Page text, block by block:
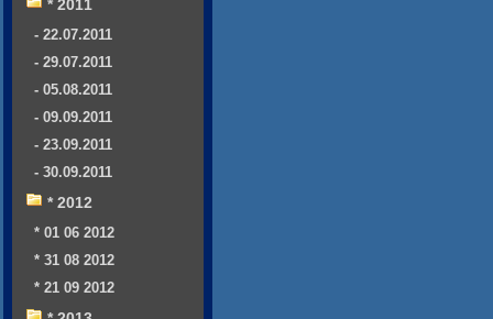
* 2011
- 22.07.2011
- 29.07.2011
- 05.08.2011
- 09.09.2011
- 23.09.2011
- 30.09.2011
* 2012
* 01 06 2012
* 31 08 2012
* 21 09 2012